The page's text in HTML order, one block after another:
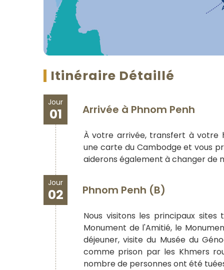
Itinéraire Détaillé
Jour
01 Arrivée à Phnom Penh
À votre arrivée, transfert à votre
une carte du Cambodge et vous
aiderons également à changer de
Jour
02 Phnom Penh (B)
Nous visitons les principaux
Monument de l'Amitié, le
déjeuner, visite du Musée du
comme prison par les Khmers
nombre de personnes ont été